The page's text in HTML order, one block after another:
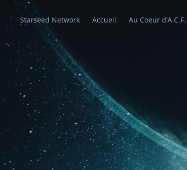
Starseed Network Accueil Au Coeur d’A.C.F.
Alliances